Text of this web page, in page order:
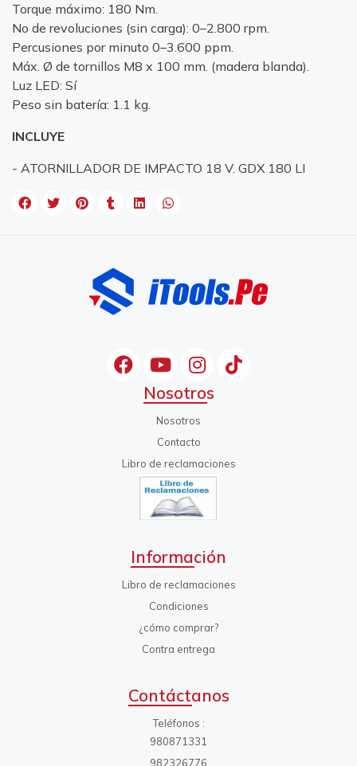
Torque máximo: 180 Nm.
No de revoluciones (sin carga): 0–2.800 rpm.
Percusiones por minuto 0–3.600 ppm.
Máx. Ø de tornillos M8 x 100 mm. (madera blanda).
Luz LED: Sí
Peso sin batería: 1.1 kg.
INCLUYE
- ATORNILLADOR DE IMPACTO 18 V. GDX 180 LI
Nosotros
Nosotros
Contacto
Libro de reclamaciones
Información
Libro de reclamaciones
Condiciones
¿cómo comprar?
Contra entrega
Contáctanos
Teléfonos
980871331
982326776